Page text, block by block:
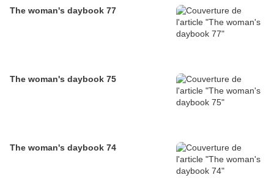
The woman's daybook 77
The woman's daybook 75
The woman's daybook 74